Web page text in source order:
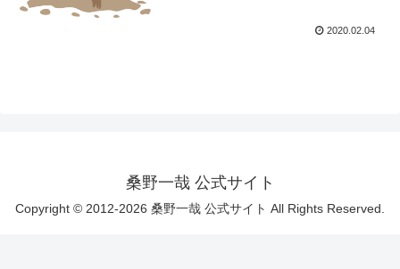
2020.02.04
桑野一哉 公式サイト
Copyright © 2012-2026 桑野一哉 公式サイト All Rights Reserved.